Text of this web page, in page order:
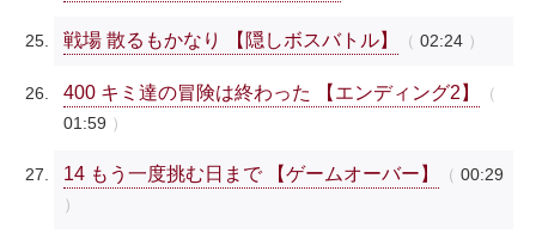
戦場 散るもかなり 【隠しボスバトル】 02:24
400 キミ達の冒険は終わった 【エンディング2】
01:59
14 もう一度挑む日まで 【ゲームオーバー】 00:29